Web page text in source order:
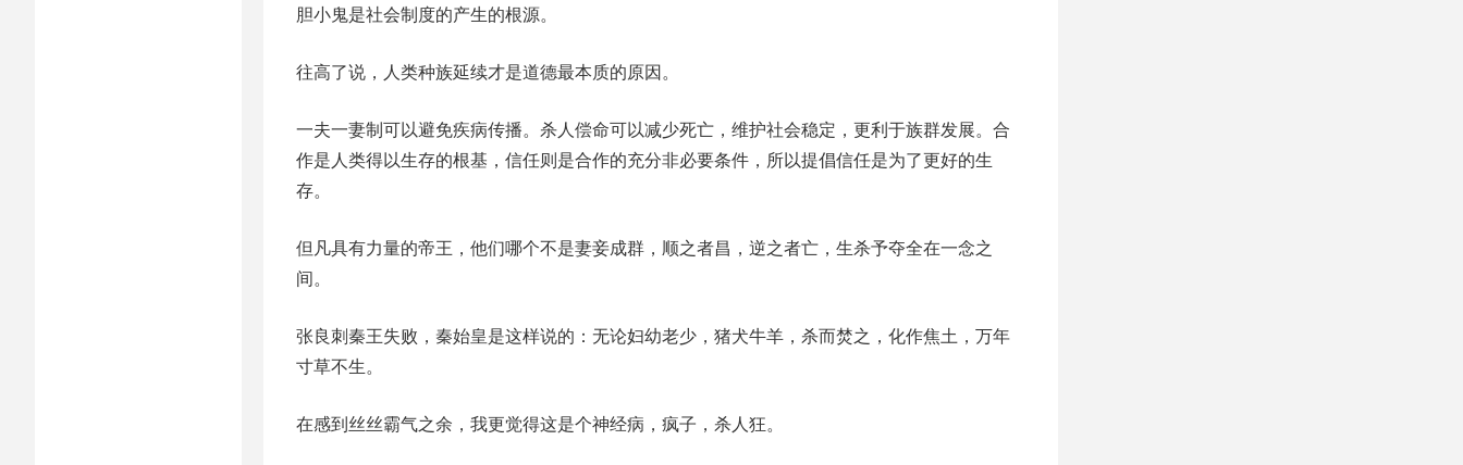
胆小鬼是社会制度的产生的根源。
往高了说，人类种族延续才是道德最本质的原因。
一夫一妻制可以避免疾病传播。杀人偿命可以减少死亡，维护社会稳定，更利于族群发展。合
作是人类得以生存的根基，信任则是合作的充分非必要条件，所以提倡信任是为了更好的生
存。
但凡具有力量的帝王，他们哪个不是妻妾成群，顺之者昌，逆之者亡，生杀予夺全在一念之
间。
张良刺秦王失败，秦始皇是这样说的：无论妇幼老少，猪犬牛羊，杀而焚之，化作焦土，万年
寸草不生。
在感到丝丝霸气之余，我更觉得这是个神经病，疯子，杀人狂。